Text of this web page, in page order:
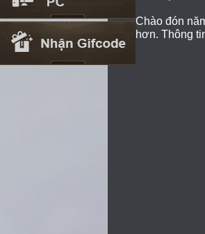
Chào đón
hơn. Thông